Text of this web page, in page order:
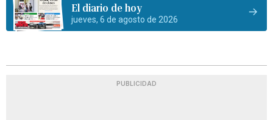
El diario de hoy
jueves, 6 de agosto de 2026
PUBLICIDAD